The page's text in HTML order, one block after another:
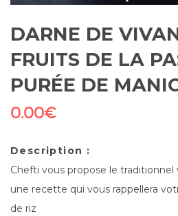
DARNE DE
FRUITS DE LA
PURÉE DE
0.00€
Description :
Chefti vous propose le
une recette qui vous rappellera
de riz